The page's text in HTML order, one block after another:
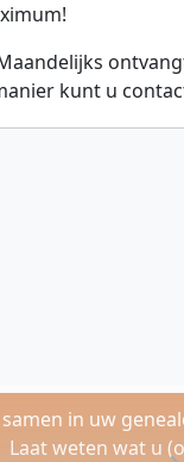
kunt u
in uw
Laat weten wat u